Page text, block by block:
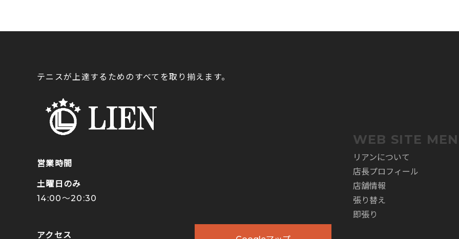
テニスが上達するためのすべてを取り揃えます。
営業時間
土曜日のみ
14:00〜20:30
アクセス
WEB SITE
リアンについて
店長プロフィール
店舗情報
張り替え
即張り